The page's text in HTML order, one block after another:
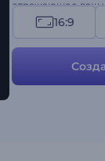
отражающее ваш
того, выберите
фоновую музыку,
добавить нотку
приглашением.
прямо сейчас и
16:9